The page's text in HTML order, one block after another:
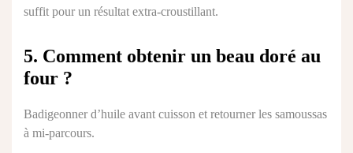
suffit pour un résultat extra-croustillant.
5. Comment obtenir un beau doré au
four ?
Badigeonner d’huile avant cuisson et retourner les samoussas
à mi-parcours.